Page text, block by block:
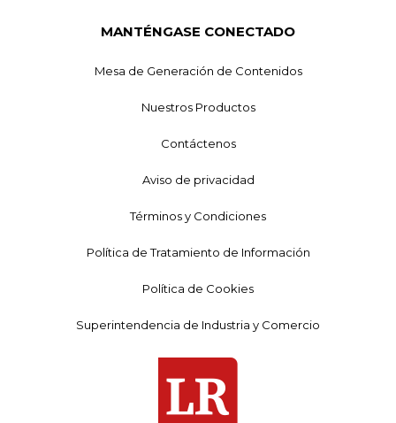
MANTÉNGASE CONECTADO
Mesa de Generación de Contenidos
Nuestros Productos
Contáctenos
Aviso de privacidad
Términos y Condiciones
Política de Tratamiento de Información
Política de Cookies
Superintendencia de Industria y Comercio